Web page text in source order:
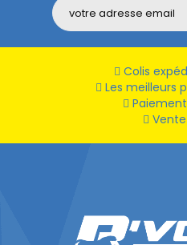
Colis
Les meilleurs